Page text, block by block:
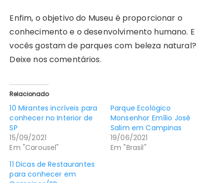
Enfim, o objetivo do Museu é proporcionar o
conhecimento e o desenvolvimento humano. E
vocês gostam de parques com beleza natural?
Deixe nos comentários.
Relacionado
10 Mirantes incríveis para
conhecer no Interior de
SP
15/09/2021
Em "Carousel"
Parque Ecológico
Monsenhor Emílio José
Salim em Campinas
19/06/2021
Em "Brasil"
11 Dicas de Restaurantes
para conhecer em